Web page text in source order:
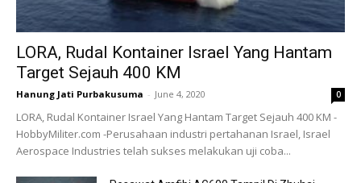
LORA, Rudal Kontainer Israel Yang Hantam
Target Sejauh 400 KM
Hanung Jati Purbakusuma - June 4, 2020 0
LORA, Rudal Kontainer Israel Yang Hantam Target Sejauh 400 KM -
HobbyMiliter.com -Perusahaan industri pertahanan Israel, Israel
Aerospace Industries telah sukses melakukan uji coba...